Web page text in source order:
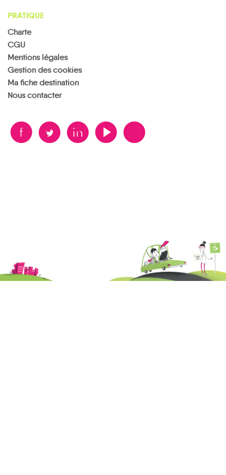
PRATIQUE
Charte
CGU
Mentions légales
Gestion des cookies
Ma fiche destination
Nous contacter
B A D F V